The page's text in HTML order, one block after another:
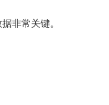
非常关键。